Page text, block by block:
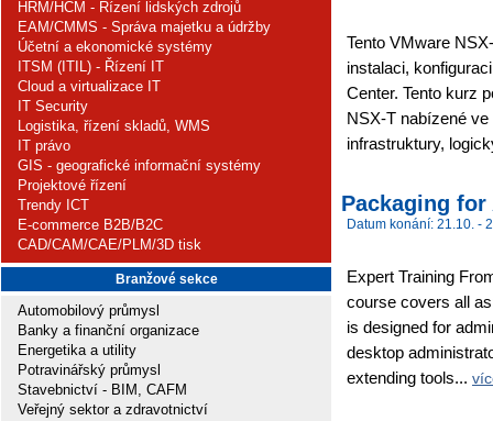
HRM/HCM - Řízení lidských zdrojů
EAM/CMMS - Správa majetku a údržby
Účetní a ekonomické systémy
ITSM (ITIL) - Řízení IT
Cloud a virtualizace IT
IT Security
Logistika, řízení skladů, WMS
IT právo
GIS - geografické informační systémy
Projektové řízení
Trendy ICT
E-commerce B2B/B2C
CAD/CAM/CAE/PLM/3D tisk
Branžové sekce
Automobilový průmysl
Banky a finanční organizace
Energetika a utility
Potravinářský průmysl
Stavebnictví - BIM, CAFM
Veřejný sektor a zdravotnictví
Tento VMware
instalaci,
Center. Tento kurz
NSX-T nabízené
infrastruktury,
Packaging for
Datum konání: 21.10. -
Expert Training
course covers all
is designed for
desktop
extending tools...